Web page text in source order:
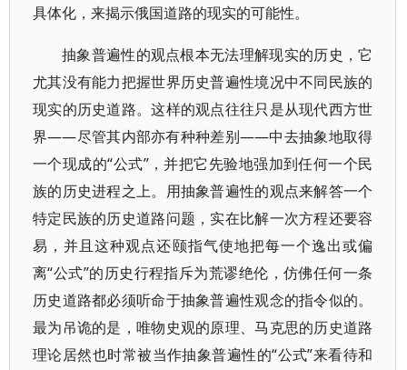
具体化，来揭示俄国道路的现实的可能性。
抽象普遍性的观点根本无法理解现实的历史，它
尤其没有能力把握世界历史普遍性境况中不同民族的
现实的历史道路。这样的观点往往只是从现代西方世
界——尽管其内部亦有种种差别——中去抽象地取得
一个现成的“公式”，并把它先验地强加到任何一个民
族的历史进程之上。用抽象普遍性的观点来解答一个
特定民族的历史道路问题，实在比解一次方程还要容
易，并且这种观点还颐指气使地把每一个逸出或偏
离“公式”的历史行程指斥为荒谬绝伦，仿佛任何一条
历史道路都必须听命于抽象普遍性观念的指令似的。
最为吊诡的是，唯物史观的原理、马克思的历史道路
理论居然也时常被当作抽象普遍性的“公式”来看待和